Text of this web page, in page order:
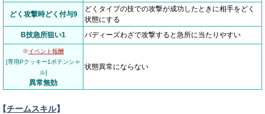
どく攻撃時どく付与9
どくタイプの技での攻撃が成功したときに相手をどく
状態にする
B技急所狙い1
バディーズわざで攻撃すると急所に当たりやすい
※イベント報酬
[専用Pクッキー1ポテンシャ
ル]
異常無効
状態異常にならない
チームスキル】